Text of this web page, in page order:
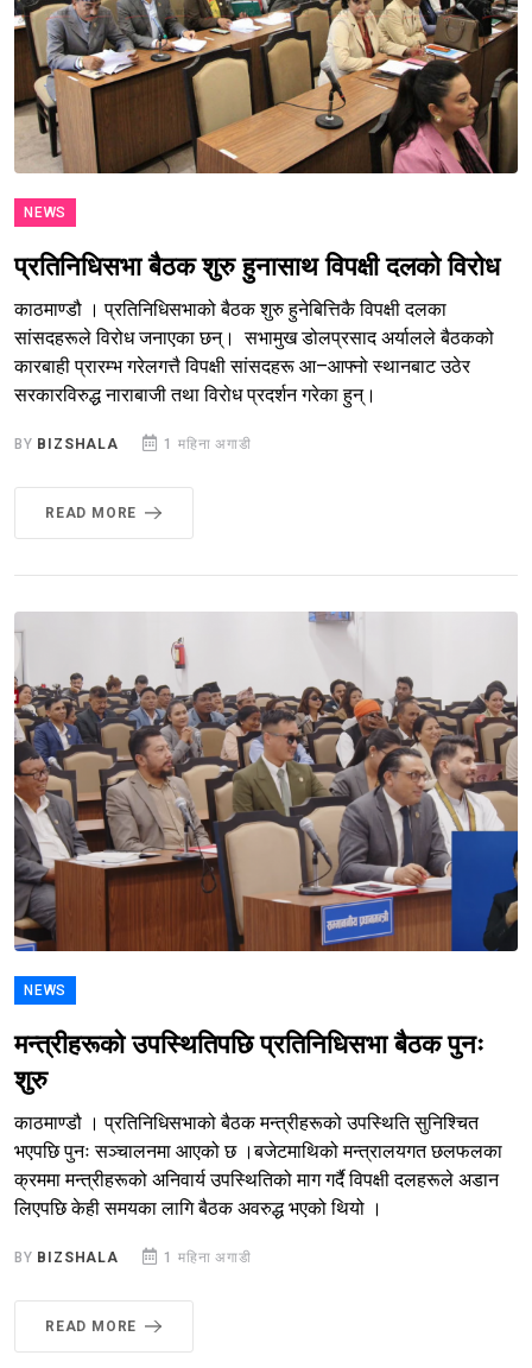
NEWS
प्रतिनिधिसभा बैठक शुरु हुनासाथ विपक्षी दलको विरोध
काठमाण्डौ । प्रतिनिधिसभाको बैठक शुरु हुनेबित्तिकै विपक्षी दलका
सांसदहरूले विरोध जनाएका छन्। सभामुख डोलप्रसाद अर्यालले बैठकको
कारबाही प्रारम्भ गरेलगत्तै विपक्षी सांसदहरू आ–आफ्नो स्थानबाट उठेर
सरकारविरुद्ध नाराबाजी तथा विरोध प्रदर्शन गरेका हुन्।
BY BIZSHALA 1 महिना अगाडी
READ MORE
NEWS
मन्त्रीहरूको उपस्थितिपछि प्रतिनिधिसभा बैठक पुनः
शुरु
काठमाण्डौ । प्रतिनिधिसभाको बैठक मन्त्रीहरूको उपस्थिति सुनिश्चित
भएपछि पुनः सञ्चालनमा आएको छ ।बजेटमाथिको मन्त्रालयगत छलफलका
क्रममा मन्त्रीहरूको अनिवार्य उपस्थितिको माग गर्दै विपक्षी दलहरूले अडान
लिएपछि केही समयका लागि बैठक अवरुद्ध भएको थियो ।
BY BIZSHALA 1 महिना अगाडी
READ MORE